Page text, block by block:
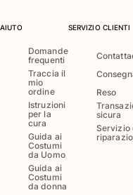
Abiti e Gonne
Pantaloncini
T-shirt
Vedi tutti i
Neonato
AIUTO
Domande
frequenti
Traccia il
mio
ordine
Istruzioni
per la
cura
Guida ai
Costumi
da Uomo
Guida ai
Costumi
da donna
SERVIZIO CLIENTI
Reso
sicura
Servizio